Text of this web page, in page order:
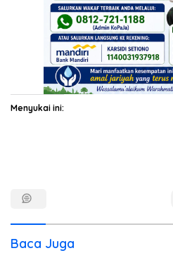
Menyukai ini:
Baca Juga